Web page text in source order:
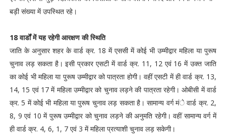
बड़ी संख्या में उपस्थित रहे।
18 वार्डों में यह रहेगी आरक्षण की स्थिति
जाति के अनुसार शहर के वार्ड क्र. 18 में एससी में कोई भी उम्मीद्वार महिला या पुरूष
चुनाव लड़ सकता है। इसी प्रकार एसटी में वार्ड क्र. 11, 12 एवं 16 में उक्त जाति
का कोई भी महिला या पुरूष उम्मीद्वार को पात्रता होगी। वहीं एसटी में ही वार्ड क्र. 13,
14, 15 एवं 17 में महिला उम्मीद्वार को चुनाव लड़ने की पात्रता रहेगी। ओबीसी में वार्ड
क्र. 5 में कोई भी महिला या पुरूष चुनाव लड़ सकता है। सामान्य वर्ग मंे वार्ड क्र. 2,
8, 9 एवं 10 में पुरूष उम्मीद्वार को चुनाव लड़ने की अनुमति रहेगी। वहीं सामान्य वर्ग में
ही वार्ड क्र. 4, 6, 1, 7 एवं 3 में महिला प्रत्याशी चुनाव लड़ सकेगी।